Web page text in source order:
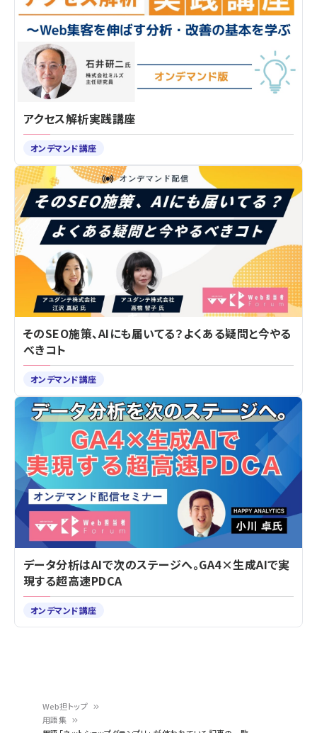
Web担トップ
用語集
アクセス解析実践講座
オンデマンド講座
そのSEO施策、AIにも届いてる？よくある疑問と今やる
べきコト
オンデマンド講座
データ分析はAIで次のステージへ。GA4×生成AIで実
現する超高速PDCA
オンデマンド講座